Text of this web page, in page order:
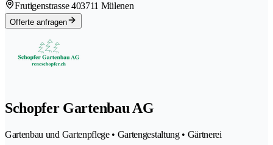
Frutigenstrasse 403711 Mülenen
Offerte anfragen
Schopfer Gartenbau AG
Gartenbau und Gartenpflege • Gartengestaltung • Gärtnerei